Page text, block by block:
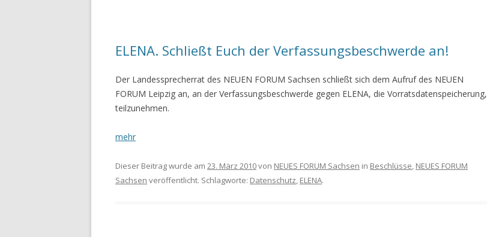
ELENA. Schließt Euch der Verfassungsbeschwerde an!
Der Landessprecherrat des NEUEN FORUM Sachsen schließt sich dem Aufruf des NEUEN
FORUM Leipzig an, an der Verfassungsbeschwerde gegen ELENA, die Vorratsdatenspeicherung,
teilzunehmen.
mehr
Dieser Beitrag wurde am 23. März 2010von NEUES FORUM Sachsen in Beschlüsse, NEUES FORUM
Sachsen veröffentlicht. Schlagworte: Datenschutz, ELENA.